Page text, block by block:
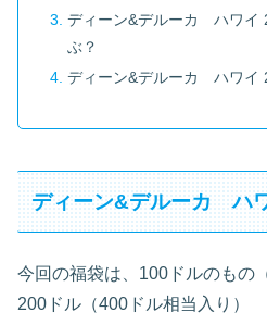
ディーン&デルーカ ハワ
ぶ？
ディーン&デルーカ ハワ
ディーン&デルーカ ハ
今回の福袋は、100ドルのもの
200ドル（400ドル相当入り）